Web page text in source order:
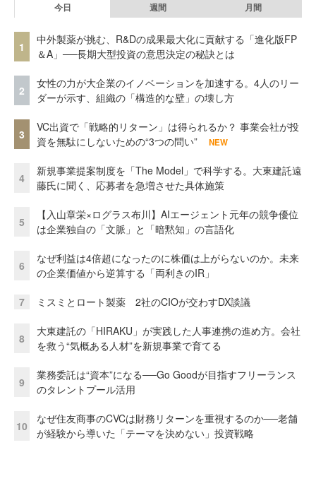
今日 週間 月間
1
中外製薬が挑む、R&Dの成果最大化に貢献する「進化版FP
＆A」──長期大型投資の意思決定の秘訣とは
2
女性の力が大企業のイノベーションを加速する。4人のリー
ダーが示す、組織の「構造的な壁」の壊し方
3
VC出資で「戦略的リターン」は得られるか？ 事業会社が投
資を無駄にしないための“3つの問い”
NEW
4
新規事業提案制度を「The Model」で科学する。大東建託遠
藤氏に聞く、応募者を急増させた具体施策
5
【入山章栄×ログラス布川】AIエージェント元年の競争優位
は企業独自の「文脈」と「暗黙知」の言語化
6
なぜ利益は4倍超になったのに株価は上がらないのか。未来
の企業価値から逆算する「両利きのIR」
7 ミスミとロート製薬 2社のCIOが交わすDX談議
8
大東建託の「HIRAKU」が実践した人事連携の進め方。会社
を救う“気概ある人材”を新規事業で育てる
9
業務委託は“資本”になる──Go Goodが目指すフリーランス
のタレントプール活用
10
なぜ住友商事のCVCは財務リターンを重視するのか──老舗
が経験から導いた「テーマを決めない」投資戦略